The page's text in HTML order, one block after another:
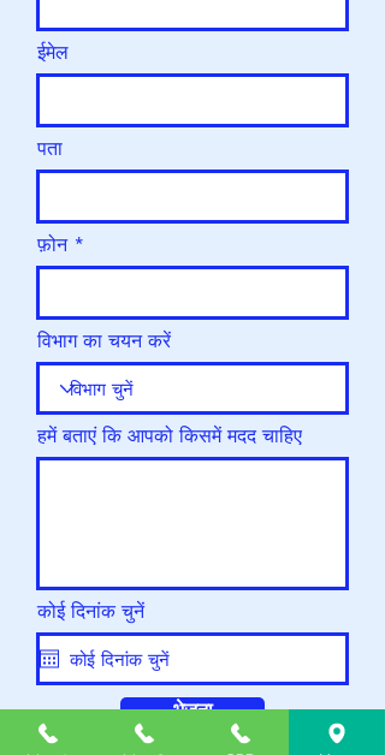
ईमेल
पता
फ़ोन
विभाग का चयन करें
हमें बताएं कि आपको किसमें मदद चाहिए
कोई दिनांक चुनें
भेजना